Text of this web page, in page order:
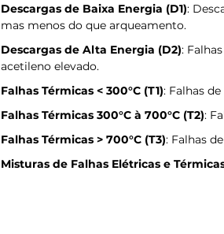
Descargas de Baixa Energia (D1):
mas menos do que arqueamento.
Descargas de Alta Energia (D2):
acetileno elevado.
Falhas Térmicas < 300°C (T1): Falhas
Falhas Térmicas 300°C à 700°C (T2):
Falhas Térmicas > 700°C (T3): Falhas
Misturas de Falhas Elétricas e